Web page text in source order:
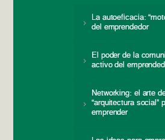
La autoeficacia:
del emprendedor
El poder de la
activo del
Networking: el arte
“arquitectura social”
emprender